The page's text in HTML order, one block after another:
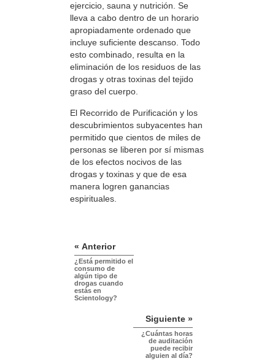
ejercicio, sauna y nutrición. Se
lleva a cabo dentro de un horario
apropiadamente ordenado que
incluye suficiente descanso. Todo
esto combinado, resulta en la
eliminación de los residuos de las
drogas y otras toxinas del tejido
graso del cuerpo.
El Recorrido de Purificación y los
descubrimientos subyacentes han
permitido que cientos de miles de
personas se liberen por sí mismas
de los efectos nocivos de las
drogas y toxinas y que de esa
manera logren ganancias
espirituales.
« Anterior
¿Está permitido el
consumo de
algún tipo de
drogas cuando
estás en
Scientology?
Siguiente »
¿Cuántas horas
de auditación
puede recibir
alguien al día?